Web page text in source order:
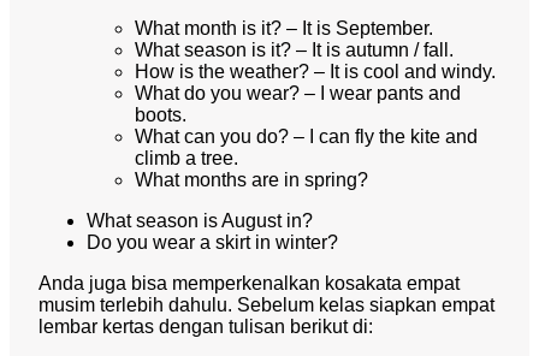
What month is it? – It is September.
What season is it? – It is autumn / fall.
How is the weather? – It is cool and windy.
What do you wear? – I wear pants and
boots.
What can you do? – I can fly the kite and
climb a tree.
What months are in spring?
What season is August in?
Do you wear a skirt in winter?
Anda juga bisa memperkenalkan kosakata empat
musim terlebih dahulu. Sebelum kelas siapkan empat
lembar kertas dengan tulisan berikut di: